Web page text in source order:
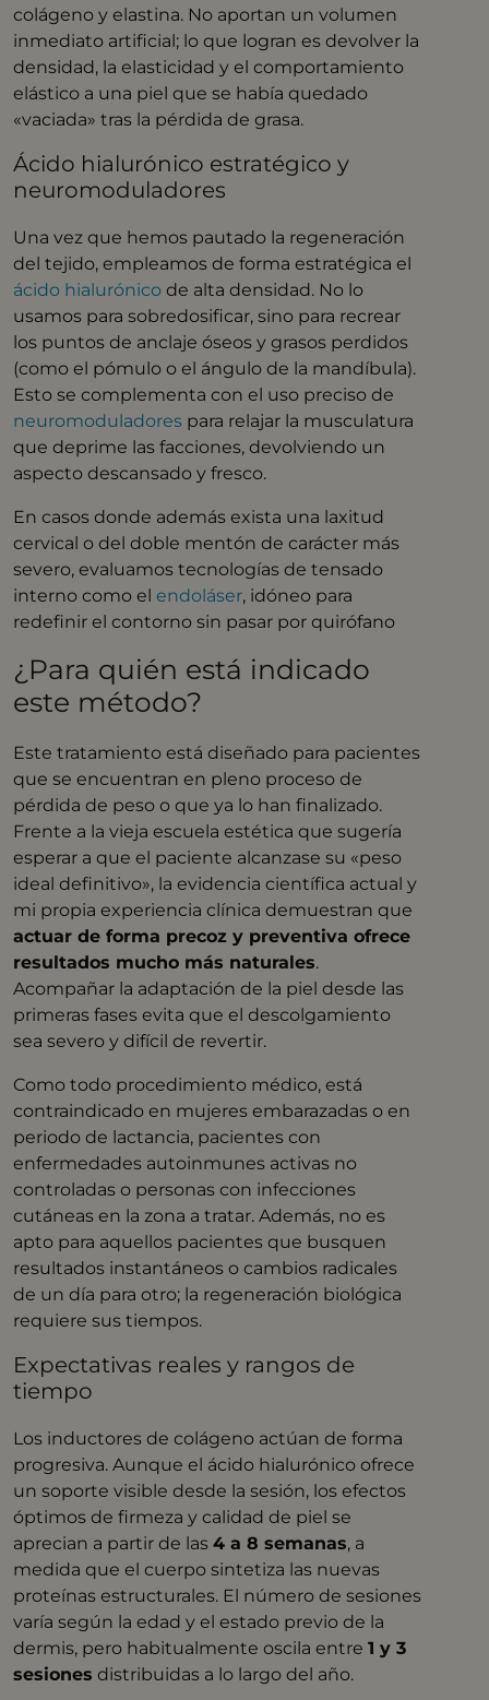
colágeno y elastina. No aportan un volumen
inmediato artificial; lo que logran es devolver la
densidad, la elasticidad y el comportamiento
elástico a una piel que se había quedado
«vaciada» tras la pérdida de grasa.
Ácido hialurónico estratégico y
neuromoduladores
Una vez que hemos pautado la regeneración
del tejido, empleamos de forma estratégica el
ácido hialurónico de alta densidad. No lo
usamos para sobredosificar, sino para recrear
los puntos de anclaje óseos y grasos perdidos
(como el pómulo o el ángulo de la mandíbula).
Esto se complementa con el uso preciso de
neuromoduladores para relajar la musculatura
que deprime las facciones, devolviendo un
aspecto descansado y fresco.
En casos donde además exista una laxitud
cervical o del doble mentón de carácter más
severo, evaluamos tecnologías de tensado
interno como elendoláser, idóneo para
redefinir el contorno sin pasar por quirófano
¿Para quién está indicado
este método?
Este tratamiento está diseñado para pacientes
que se encuentran en pleno proceso de
pérdida de peso o que ya lo han finalizado.
Frente a la vieja escuela estética que sugería
esperar a que el paciente alcanzase su «peso
ideal definitivo», la evidencia científica actual y
mi propia experiencia clínica demuestran que
actuar de forma precoz y preventiva ofrece
resultados mucho más naturales.
Acompañar la adaptación de la piel desde las
primeras fases evita que el descolgamiento
sea severo y difícil de revertir.
Como todo procedimiento médico, está
contraindicado en mujeres embarazadas o en
periodo de lactancia, pacientes con
enfermedades autoinmunes activas no
controladas o personas con infecciones
cutáneas en la zona a tratar. Además, no es
apto para aquellos pacientes que busquen
resultados instantáneos o cambios radicales
de un día para otro; la regeneración biológica
requiere sus tiempos.
Expectativas reales y rangos de
tiempo
Los inductores de colágeno actúan de forma
progresiva. Aunque el ácido hialurónico ofrece
un soporte visible desde la sesión, los efectos
óptimos de firmeza y calidad de piel se
aprecian a partir de las4 a 8 semanas, a
medida que el cuerpo sintetiza las nuevas
proteínas estructurales. El número de sesiones
varía según la edad y el estado previo de la
dermis, pero habitualmente oscila entre1 y 3
sesiones distribuidas a lo largo del año.